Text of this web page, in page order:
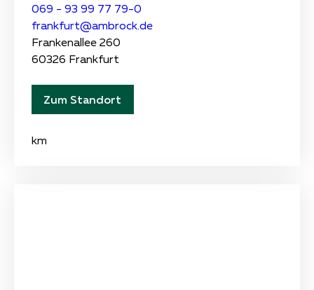
069 - 93 99 77 79-0
frankfurt@ambrock.de
Frankenallee 260
60326 Frankfurt
Zum Standort
km